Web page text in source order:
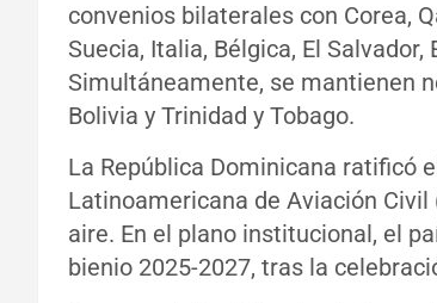
convenios bilaterales con Corea,
Suecia, Italia, Bélgica, El
Simultáneamente, se mantienen
Bolivia y Trinidad y Tobago.
La República Dominicana ratificó
Latinoamericana de Aviación
aire. En el plano institucional, el
bienio 2025-2027, tras la